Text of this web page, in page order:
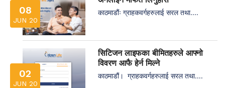
08
JUN 20
काठमाडौंः ग्राहकवर्गहरुलाई सरल तथा....
02
JUN 20
सिटिजन लाइफका बीमितहरुले आफ्नो
विवरण आफै हेर्न मिल्ने
काठमाडौं। ग्राहकवर्गहरुलाई सरल तथा....